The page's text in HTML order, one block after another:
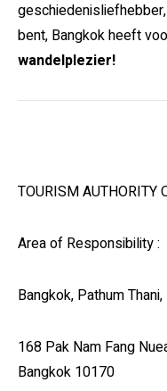
bent, Bangkok heeft
wandelplezier!
TOURISM AUTHORITY
Area of ​​Responsibility :
Bangkok, Pathum
168 Pak Nam Fang
Bangkok 10170